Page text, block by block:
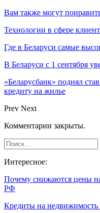
Вам также могут
Технологии в сфере
Где в Беларуси самые
В Беларуси с 1 сентября
«Беларусбанк» поднял
кредиту на жилье
Prev Next
Комментарии закрыты.
Интересное:
Почему снижаются цены
РФ
Кредиты на